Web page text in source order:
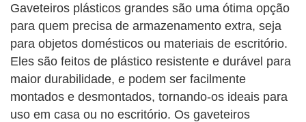
Gaveteiros plásticos grandes são uma ótima opção
para quem precisa de armazenamento extra, seja
para objetos domésticos ou materiais de escritório.
Eles são feitos de plástico resistente e durável para
maior durabilidade, e podem ser facilmente
montados e desmontados, tornando-os ideais para
uso em casa ou no escritório. Os gaveteiros